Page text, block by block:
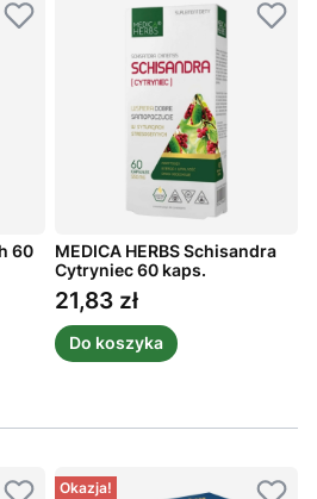
60
MEDICA HERBS Schisandra
Cytryniec 60 kaps.
Cena
21,83 zł
Do koszyka
Okazja!